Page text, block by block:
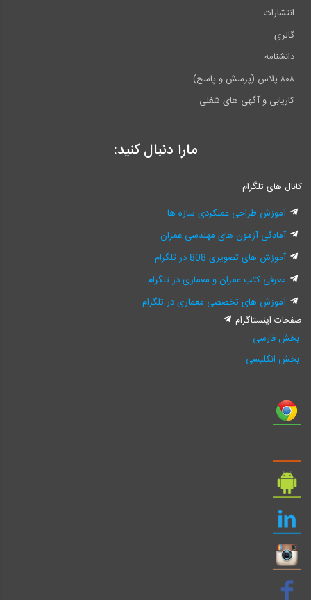
انتشارات
گالری
دانشنامه
۸۰۸ پلاس (پرسش و پاسخ)
کاریابی و آگهی های شغلی
مارا دنبال کنید:
کانال های تلگرام
آموزش طراحی عملکردی سازه ها
آمادگی آزمون های مهندسی عمران
آموزش های تصویری 808 در تلگرام
معرفی کتب عمران و معماری در تلگرام
آموزش های تخصصی معماری در تلگرام
صفحات اینستاگرام
بخش فارسی
بخش انگلیسی